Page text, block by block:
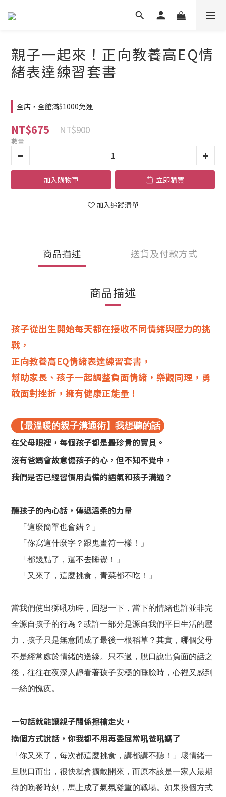
親子一起來！正向教養高EQ情
緒表達練習套書
全店，全館滿$1000免運
NT$675 NT$900
數量
加入購物車 立即購買
加入追蹤清單
商品描述 送貨及付款方式
商品描述
孩子從出生開始每天都在接收不同情緒與壓力的挑
戰，
正向教養高EQ情緒表達練習套書，
幫助家長、孩子一起調整負面情緒，樂觀同理，勇
敢面對挫折，擁有健康正能量！
【最溫暖的親子溝通術】我想聽的話
在父母眼裡，每個孩子都是最珍貴的寶貝。
沒有爸媽會故意傷孩子的心，但不知不覺中，
我們是否已經習慣用責備的語氣和孩子溝通？
聽孩子的內心話，傳遞溫柔的力量
「這麼簡單也會錯？」
「你寫這什麼字？跟鬼畫符一樣！」
「都幾點了，還不去睡覺！」
「又來了，這麼挑食，青菜都不吃！」
當我們使出獅吼功時，回想一下，當下的情緒也許並非完
全源自孩子的行為？或許一部分是源自我們平日生活的壓
力，孩子只是無意間成了最後一根稻草？其實，哪個父母
不是經常處於情緒的邊緣。只不過，脫口說出負面的話之
後，往往在夜深人靜看著孩子安穩的睡臉時，心裡又感到
一絲的愧疚。
一句話就能讓親子關係擦槍走火，
換個方式說話，你我都不用再委屈當吼爸吼媽了
「你又來了，每次都這麼挑食，講都講不聽！」壞情緒一
旦脫口而出，很快就會擴散開來，而原本該是一家人最期
待的晚餐時刻，馬上成了氣氛凝重的戰場。如果換個方式